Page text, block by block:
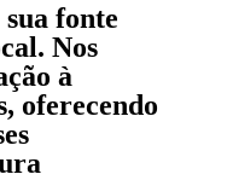
fonte
Nos
à
oferecendo